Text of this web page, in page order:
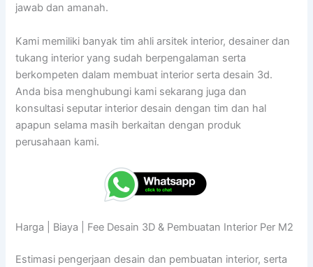
jawab dan amanah.
Kami memiliki banyak tim ahli arsitek interior, desainer dan
tukang interior yang sudah berpengalaman serta
berkompeten dalam membuat interior serta desain 3d.
Anda bisa menghubungi kami sekarang juga dan
konsultasi seputar interior desain dengan tim dan hal
apapun selama masih berkaitan dengan produk
perusahaan kami.
Harga | Biaya | Fee Desain 3D & Pembuatan Interior Per M2
Estimasi pengerjaan desain dan pembuatan interior, serta